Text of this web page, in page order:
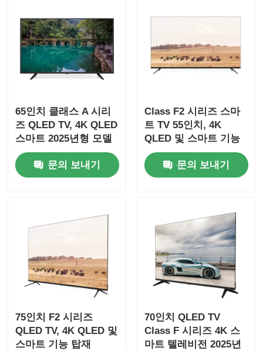
홈
회사 소개
공장 견학
뉴스
견적 요청
65인치 클래스 A 시리
즈 QLED TV, 4K QLED
스마트 2025년형 모델
특징
문의 보내기
Class F2 시리즈 스마
트 TV 55인치, 4K
QLED 및 스마트 기능
탑재
문의 보내기
75인치 F2 시리즈
QLED TV, 4K QLED 및
스마트 기능 탑재
70인치 QLED TV
Class F 시리즈 4K 스
마트 텔레비전 2025년